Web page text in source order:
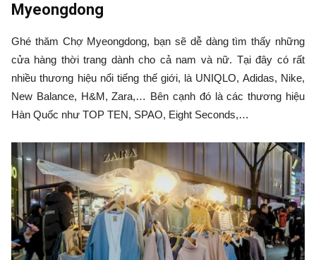
Myeongdong
Ghé thăm Chợ Myeongdong, bạn sẽ dễ dàng tìm thấy những
cửa hàng thời trang dành cho cả nam và nữ. Tại đây có rất
nhiều thương hiệu nổi tiếng thế giới, là UNIQLO, Adidas, Nike,
New Balance, H&M, Zara,… Bên cạnh đó là các thương hiệu
Hàn Quốc như TOP TEN, SPAO, Eight Seconds,…